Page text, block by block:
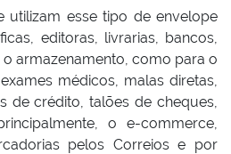
utilizam esse tipo de envelope
editoras, livrarias, bancos,
armazenamento, como para o
médicos, malas diretas,
de crédito, talões de cheques,
o e-commerce,
pelos Correios e por